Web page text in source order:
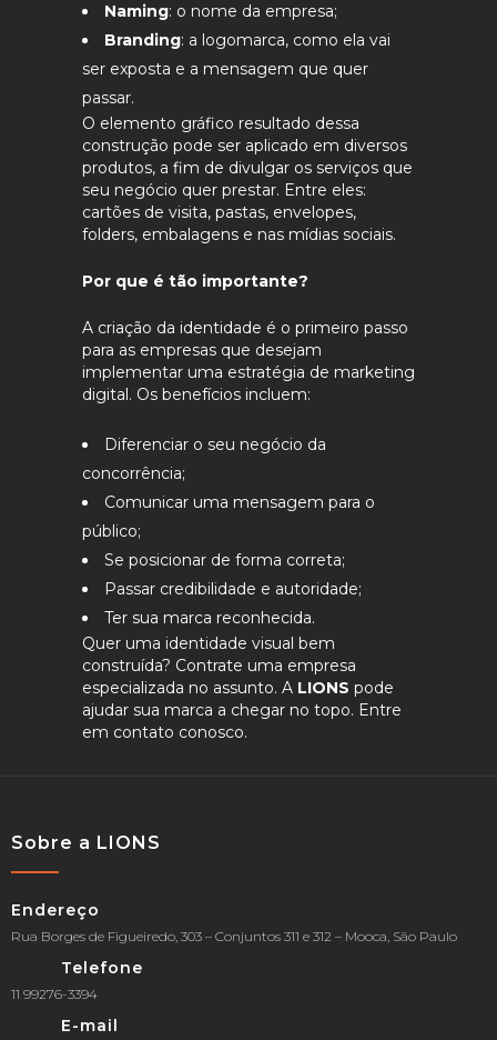
Naming: o nome da empresa;
Branding: a logomarca, como ela vai
ser exposta e a mensagem que quer
passar.
O elemento gráfico resultado dessa
construção pode ser aplicado em diversos
produtos, a fim de divulgar os serviços que
seu negócio quer prestar. Entre eles:
cartões de visita, pastas, envelopes,
folders, embalagens e nas mídias sociais.
Por que é tão importante?
A criação da identidade é o primeiro passo
para as empresas que desejam
implementar uma estratégia de marketing
digital. Os benefícios incluem:
Diferenciar o seu negócio da
concorrência;
Comunicar uma mensagem para o
público;
Se posicionar de forma correta;
Passar credibilidade e autoridade;
Ter sua marca reconhecida.
Quer uma identidade visual bem
construída? Contrate uma empresa
especializada no assunto. A LIONS pode
ajudar sua marca a chegar no topo. Entre
em contato conosco.
Sobre a LIONS
Endereço
Rua Borges de Figueiredo, 303 – Conjuntos 311 e 312 – Mooca, São Paulo
Telefone
11 99276-3394
E-mail